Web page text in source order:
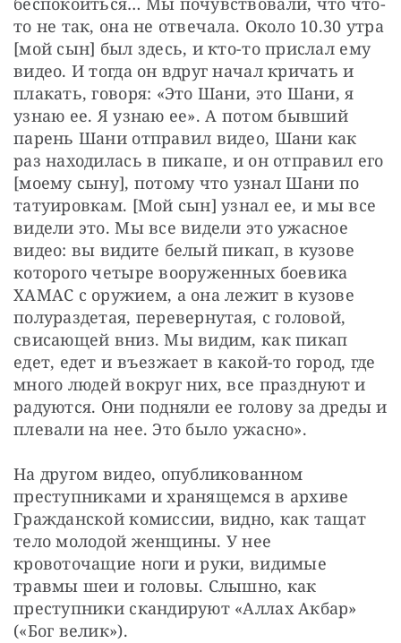
то не так, она не отвечала. Около 10.30 утра
[мой сын] был здесь, и кто-то прислал ему
видео. И тогда он вдруг начал кричать и
плакать, говоря: «Это Шани, это Шани, я
узнаю ее. Я узнаю ее». А потом бывший
парень Шани отправил видео, Шани как
раз находилась в пикапе, и он отправил его
[моему сыну], потому что узнал Шани по
татуировкам. [Мой сын] узнал ее, и мы все
видели это. Мы все видели это ужасное
видео: вы видите белый пикап, в кузове
которого четыре вооруженных боевика
ХАМАС с оружием, а она лежит в кузове
полураздетая, перевернутая, с головой,
свисающей вниз. Мы видим, как пикап
едет, едет и въезжает в какой-то город, где
много людей вокруг них, все празднуют и
радуются. Они подняли ее голову за дреды и
плевали на нее. Это было ужасно».
На другом видео, опубликованном
преступниками и хранящемся в архиве
Гражданской комиссии, видно, как тащат
тело молодой женщины. У нее
кровоточащие ноги и руки, видимые
травмы шеи и головы. Слышно, как
преступники скандируют «Аллах Акбар»
(«Бог велик»).